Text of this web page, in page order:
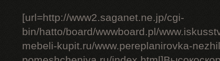
[url=http://www2.saganet.ne.jp/cgi-
bin/hatto/board/wwwboard.pl/
mebeli-kupit.ru/www.pereplanirovka-